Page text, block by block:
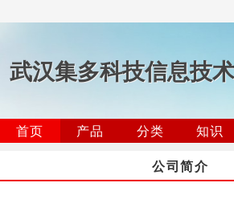
武汉集多科技信息技
首页 产品 分类 知识
公司简介